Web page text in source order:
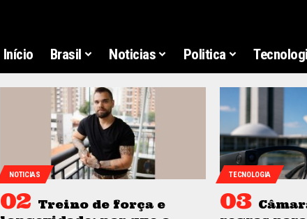
Início Brasil Noticias Politica
NOTICIAS
Treino de força e
TECNOLOGIA